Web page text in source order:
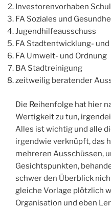
Investorenvorhaben
FA Soziales und
Jugendhilfeausschuss
FA Stadtentwicklung- und
FA Umwelt- und Ordnung
BA Stadtreinigung
zeitweilig beratender
Die Reihenfolge hat hier
Wertigkeit zu tun,
Alles ist wichtig und alle
irgendwie verknüpft, das
mehreren Ausschüssen,
Gesichtspunkten,
schwer den Überblick
gleiche Vorlage plötzlich
Organisation und eben